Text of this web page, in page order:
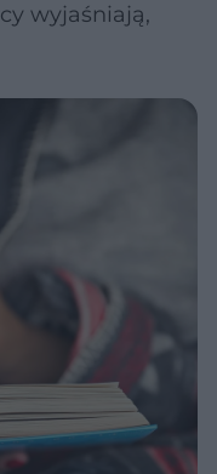
wyjaśniają,